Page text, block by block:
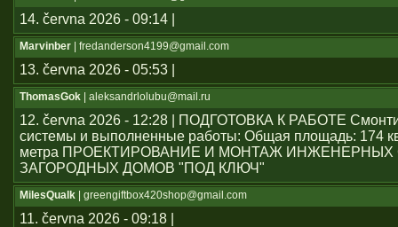
14. června 2026 - 09:14 |
Marvinber | fredanderson4199@gmail.com
13. června 2026 - 05:53 |
ThomasGok | aleksandrlolubu@mail.ru
12. června 2026 - 12:28 | ПОДГОТОВКА К РАБОТЕ
системы и выполненные работы: Общая площадь: 174
метра ПРОЕКТИРОВАНИЕ И МОНТАЖ
ЗАГОРОДНЫХ ДОМОВ "ПОД КЛЮЧ"
MilesQualk | greengiftbox420shop@gmail.com
11. června 2026 - 09:18 |